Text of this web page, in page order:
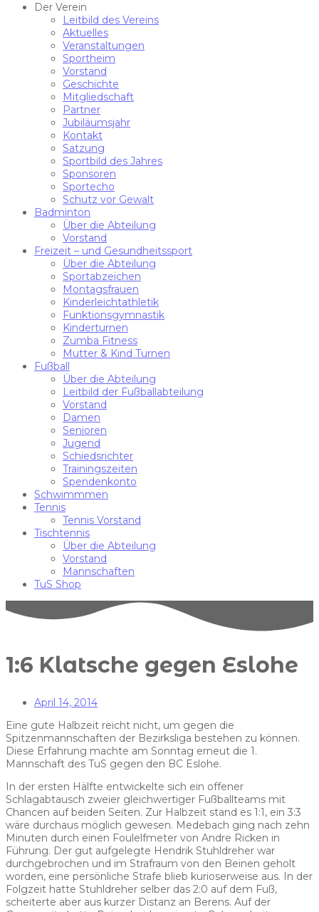
Der Verein
Leitbild des Vereins
Aktuelles
Veranstaltungen
Sportheim
Vorstand
Geschichte
Mitgliedschaft
Partner
Jubiläumsjahr
Kontakt
Satzung
Sportbild des Jahres
Sponsoren
Sportecho
Schutz vor Gewalt
Badminton
Über die Abteilung
Vorstand
Freizeit – und Gesundheitssport
Über die Abteilung
Sportabzeichen
Montagsfrauen
Kinderleichtathletik
Funktionsgymnastik
Kinderturnen
Zumba Fitness
Mutter & Kind Turnen
Fußball
Über die Abteilung
Leitbild der Fußballabteilung
Vorstand
Damen
Senioren
Jugend
Schiedsrichter
Trainingszeiten
Spendenkonto
Schwimmmen
Tennis
Tennis Vorstand
Tischtennis
Über die Abteilung
Vorstand
Mannschaften
TuS Shop
1:6 Klatsche gegen Eslohe
April 14, 2014
Eine gute Halbzeit reicht nicht, um gegen die
Spitzenmannschaften der Bezirksliga bestehen zu können.
Diese Erfahrung machte am Sonntag erneut die 1.
Mannschaft des TuS gegen den BC Eslohe.
In der ersten Hälfte entwickelte sich ein offener
Schlagabtausch zweier gleichwertiger Fußballteams mit
Chancen auf beiden Seiten. Zur Halbzeit stand es 1:1, ein 3:3
wäre durchaus möglich gewesen. Medebach ging nach zehn
Minuten durch einen Foulelfmeter von Andre Ricken in
Führung. Der gut aufgelegte Hendrik Stuhldreher war
durchgebrochen und im Strafraum von den Beinen geholt
worden, eine persönliche Strafe blieb kurioserweise aus. In der
Folgzeit hatte Stuhldreher selber das 2:0 auf dem Fuß,
scheiterte aber aus kurzer Distanz an Berens. Auf der